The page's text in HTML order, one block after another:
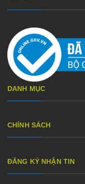
DANH MỤC
CHÍNH SÁCH
ĐĂNG KÝ NHẬN TIN